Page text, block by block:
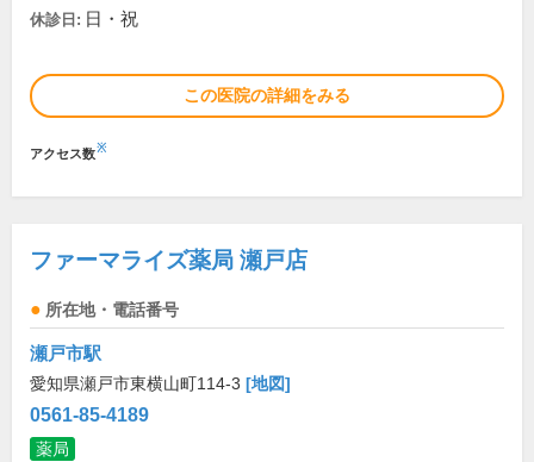
休診日: 日・祝
この医院の詳細をみる
アクセス数※
ファーマライズ薬局 瀬戸店
所在地・電話番号
瀬戸市駅
愛知県瀬戸市東横山町114-3 [地図]
0561-85-4189
薬局